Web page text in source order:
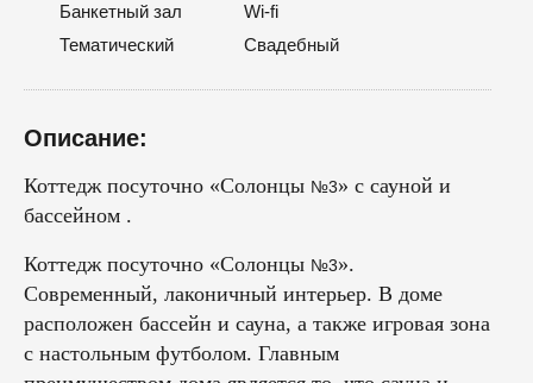
Банкетный зал
Wi-fi
Тематический
Свадебный
Описание:
Коттедж посуточно «Солонцы №3» с сауной и
бассейном .
Коттедж посуточно «Солонцы №3».
Современный, лаконичный интерьер. В доме
расположен бассейн и сауна, а также игровая зона
с настольным футболом. Главным